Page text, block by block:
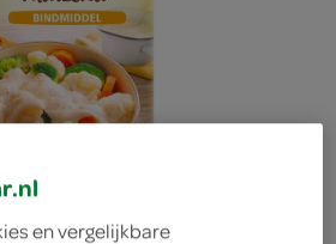
en vergelijkbare